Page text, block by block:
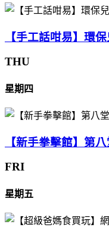
【手工話咁易】環
THU
星期四
【新手拳擊館】第
FRI
星期五